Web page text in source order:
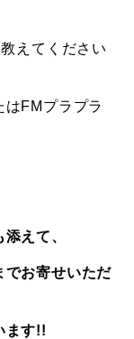
えてください
はFMプラプラ
えて、
でお寄せいただ
ます!!